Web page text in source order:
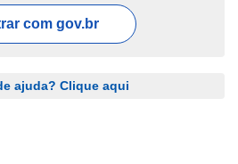
com gov.br
ajuda? Clique aqui